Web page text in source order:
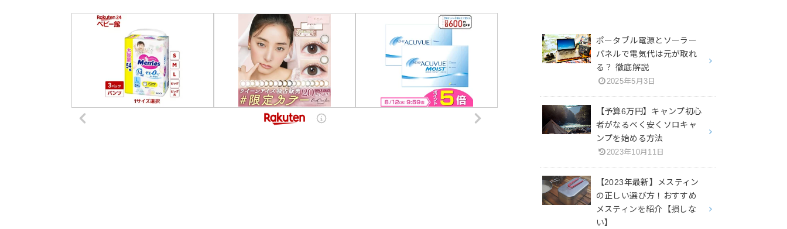
ポータブル電源とソーラー
パネルで電気代は元が取れ
る？ 徹底解説
2025年5月3日
【予算6万円】キャンプ初心
者がなるべく安くソロキャ
ンプを始める方法
2023年10月11日
【2023年最新】メスティン
の正しい選び方！おすすめ
メスティンを紹介【損しな
い】